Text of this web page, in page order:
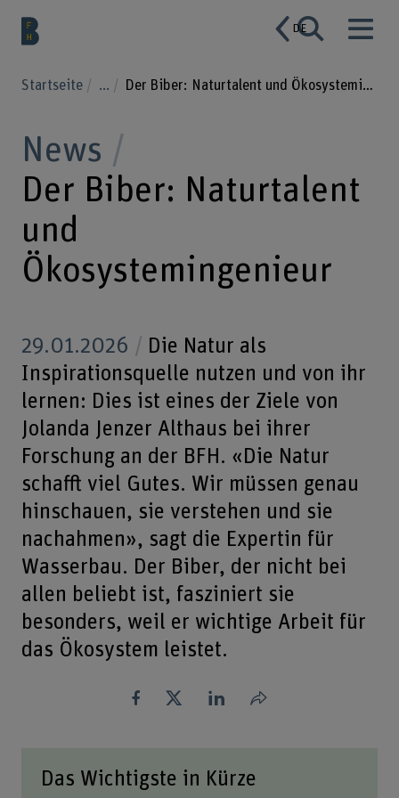
DE
Startseite ... Der Biber: Naturtalent und Ökosystemingenieur
News
Der Biber: Naturtalent
und
Ökosystemingenieur
29.01.2026
Die Natur als
Inspirationsquelle nutzen und von ihr
lernen: Dies ist eines der Ziele von
Jolanda Jenzer Althaus bei ihrer
Forschung an der BFH. «Die Natur
schafft viel Gutes. Wir müssen genau
hinschauen, sie verstehen und sie
nachahmen», sagt die Expertin für
Wasserbau. Der Biber, der nicht bei
allen beliebt ist, fasziniert sie
besonders, weil er wichtige Arbeit für
das Ökosystem leistet.
Teilen
Das Wichtigste in Kürze